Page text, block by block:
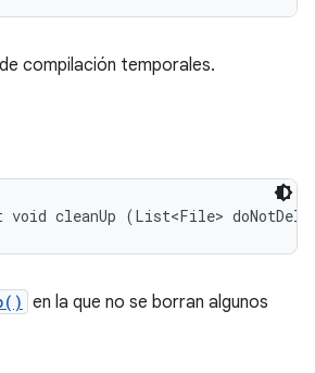
compilación temporales.
cleanUp (List<File>
en la que no se borran algunos